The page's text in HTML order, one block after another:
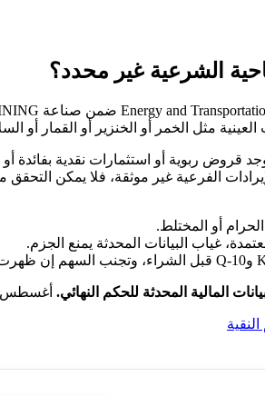
مثل الخمر أو الخنزير أو القمار أو
قروض ربوية أو استثمارات نقدية بفائدة
الفرعية غير موثقة، فلا يمكن
أو المختلط.
غياب البيانات المحدثة يمنع الجزم.
المالية المحدثة للحكم النهائي. أغسطس 2026